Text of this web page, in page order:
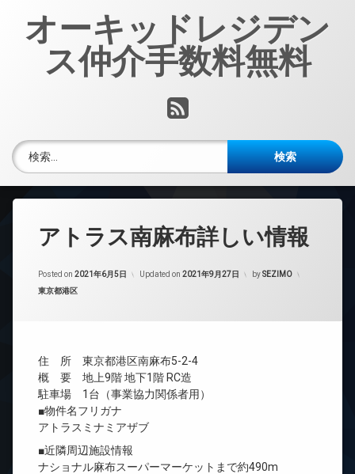
オーキッドレジデン
ス仲介手数料無料
RSS
検索:
アトラス南麻布詳しい情報
Posted on 2021年6月5日 Updated on 2021年9月27日 bySEZIMO
カテゴリー:
東京都港区
住 所 東京都港区南麻布5-2-4
概 要 地上9階 地下1階 RC造
駐車場 1台（事業協力関係者用）
■物件名フリガナ
アトラスミナミアザブ
■近隣周辺施設情報
ナショナル麻布スーパーマーケットまで約490m